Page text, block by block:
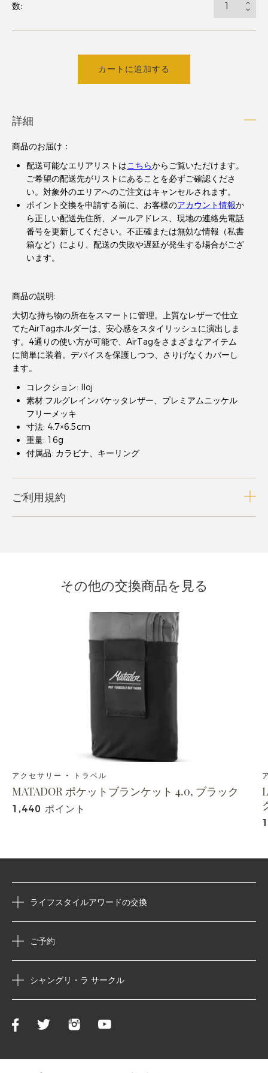
数:
カートに追加する
詳細
商品のお届け ：
配送可能なエリアリストはこちらからご覧いただけます。
ご希望の配送先がリストにあることを必ずご確認くださ
い。対象外のエリアへのご注文はキャンセルされます。
ポイント交換を申請する前に、お客様のアカウント情報か
ら正しい配送先住所、メールアドレス、現地の連絡先電話
番号を更新してください。不正確または無効な情報（私書
箱など）により、配送の失敗や遅延が発生する場合がござ
います。
商品の説明:
大切な持ち物の所在をスマートに管理。上質なレザーで仕立
てたAirTagホルダーは、安心感をスタイリッシュに演出しま
す。4通りの使い方が可能で、AirTagをさまざまなアイテム
に簡単に装着。デバイスを保護しつつ、さりげなくカバーし
ます。
コレクション: Iloj
素材:フルグレインバケッタレザー、プレミアムニッケル
フリーメッキ
寸法: 4.7×6.5cm
重量: 16g
付属品: カラビナ、キーリング
ご利用規約
その他の交換商品を見る
アクセサリー - トラベル
MATADOR ポケットブランケット 4.0, ブラック
1,440 ポイント
ライフスタイルアワードの交換
ご予約
シャングリ・ラ サークル